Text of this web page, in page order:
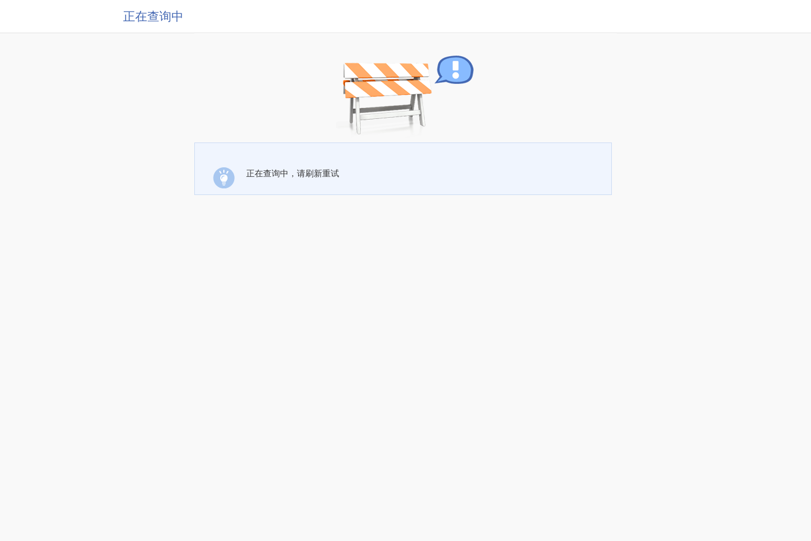
正在查询中
正在查询中，请刷新重试